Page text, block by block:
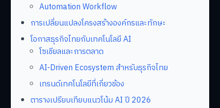
Automation Workflow
การเปลี่ยนแปลงโครงสร้างองค์กรและทักษะ
โอกาสธุรกิจไทยกับเทคโนโลยี AI
โซเชียลและการตลาด
AI-Driven Ecosystem สำหรับธุรกิจไทย
เทรนด์เทคโนโลยีที่เกี่ยวข้อง
ตารางเปรียบเทียบแนวโน้ม AI ปี 2026